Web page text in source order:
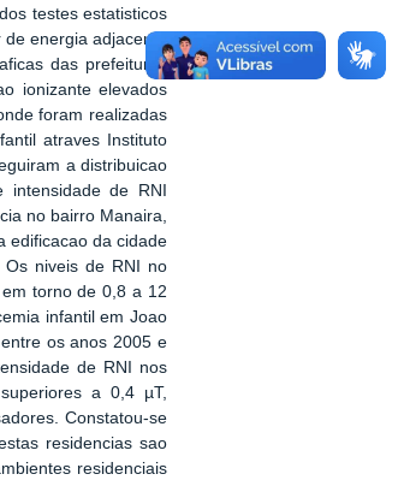
testes estatisticos
energia adjacente
das prefeituras
ionizante elevados
foram realizadas
atraves Instituto
a distribuicao
intensidade de RNI
no bairro Manaira,
edificacao da cidade
niveis de RNI no
torno de 0,8 a 12
infantil em Joao
os anos 2005 e
de RNI nos
a 0,4 µT,
Constatou-se
residencias sao
residenciais